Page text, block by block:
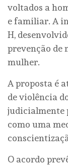
voltados a
e familiar. A
H,
prevenção de
mulher.
A proposta é
de violência
judicialmente
como uma
O acordo